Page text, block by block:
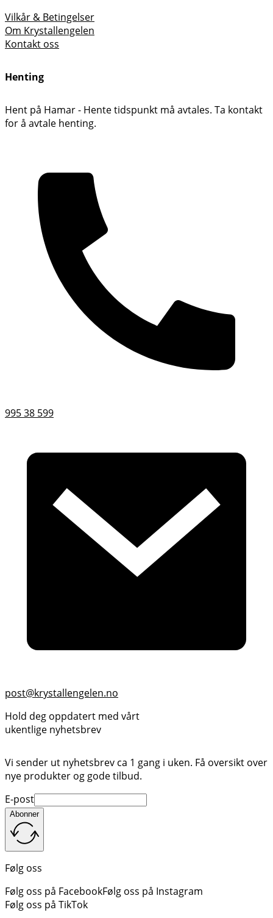
Vilkår & Betingelser
Om Krystallengelen
Kontakt oss
Henting
Hent på Hamar - Hente tidspunkt må avtales. Ta kontakt
for å avtale henting.
995 38 599
post@krystallengelen.no
Hold deg oppdatert med vårt
ukentlige nyhetsbrev
Vi sender ut nyhetsbrev ca 1 gang i uken. Få oversikt over
nye produkter og gode tilbud.
E-post
Abonner
Følg oss
Følg oss på FacebookFølg oss på Instagram
Følg oss på TikTok